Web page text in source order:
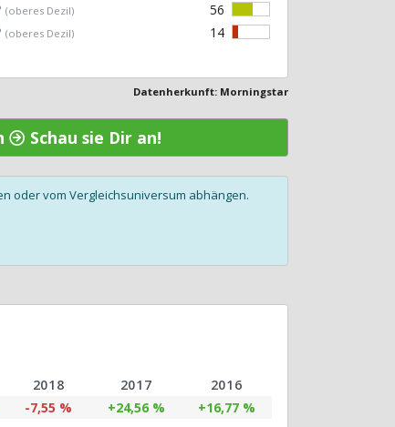
(oberes Dezil)
56
(oberes Dezil) 14
Datenherkunft: Morningstar
Schau sie Dir an!
oder vom Vergleichsuniversum abhängen.
2018 2017
2016
-7,55 % +24,56 % +16,77 %